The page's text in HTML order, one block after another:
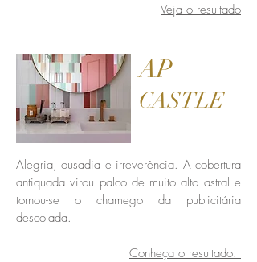
Veja o resultado
AP
CASTLE
Alegria, ousadia e irreverência. A cobertura
antiquada virou palco de muito alto astral e
tornou-se o chamego da publicitária
descolada.
Conheça o resultado.